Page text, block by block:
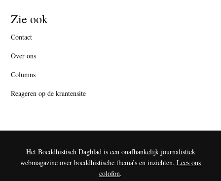
Zie ook
Contact
Over ons
Columns
Reageren op de krantensite
Het Boeddhistisch Dagblad is een onafhankelijk journalistiek
webmagazine over boeddhistische thema’s en inzichten. Lees ons
colofon.